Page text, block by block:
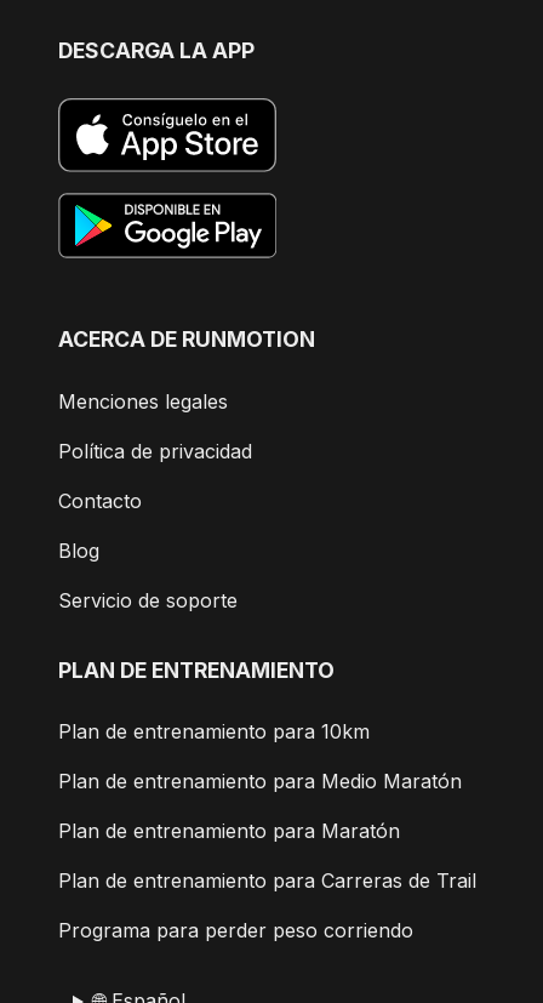
DESCARGA LA APP
ACERCA DE RUNMOTION
Menciones legales
Política de privacidad
Contacto
Blog
Servicio de soporte
PLAN DE ENTRENAMIENTO
Plan de entrenamiento para 10km
Plan de entrenamiento para Medio Maratón
Plan de entrenamiento para Maratón
Plan de entrenamiento para Carreras de Trail
Programa para perder peso corriendo